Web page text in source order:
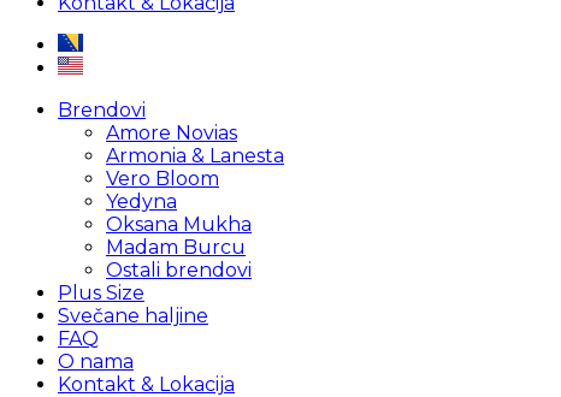
Brendovi
Amore Novias
Armonia & Lanesta
Vero Bloom
Yedyna
Oksana Mukha
Madam Burcu
Ostali brendovi
Plus Size
Svečane haljine
FAQ
O nama
Kontakt & Lokacija